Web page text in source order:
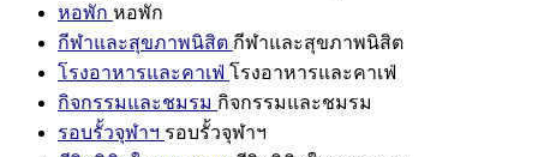
หอพัก หอพัก
กีฬาและสุขภาพนิสิต กีฬาและสุขภาพนิสิต
โรงอาหารและคาเฟ่ โรงอาหารและคาเฟ่
กิจกรรมและชมรม กิจกรรมและชมรม
รอบรั้วจุฬาฯ รอบรั้วจุฬาฯ